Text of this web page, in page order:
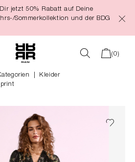
jetzt 50% Rabatt auf Deine
Sommerkollektion und der BDG
(0)
Kleider